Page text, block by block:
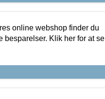
online webshop finder du
besparelser. Klik her for at se